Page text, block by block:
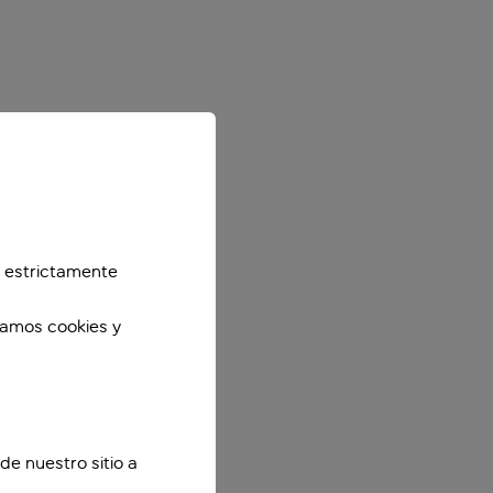
estrictamente
cookies y
nuestro sitio a